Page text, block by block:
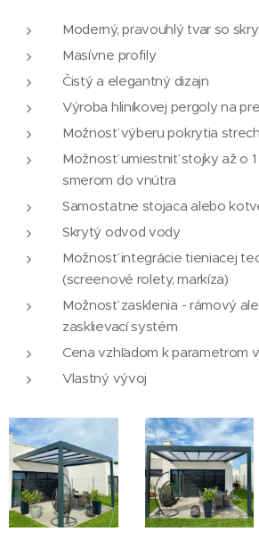
Moderný, pravouhlý tvar so
Masívne profily
Čistý a elegantný dizajn
Výroba hliníkovej pergoly na
Možnosť výberu pokrytia
Možnosť umiestniť stojky až o
smerom do vnútra
Samostatne stojaca alebo
Skrytý odvod vody
Možnosť integrácie tieniacej
(screenové rolety, markíza)
Možnosť zasklenia - rámový
zasklievací systém
Cena vzhľadom k parametrom
Vlastný vývoj